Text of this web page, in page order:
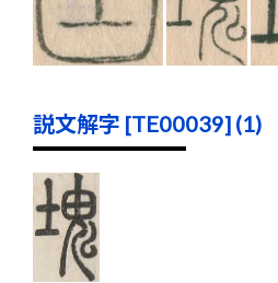
説文解字 [TE00039] (1)